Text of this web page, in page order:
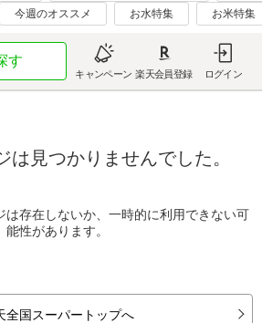
今週のオススメ お水特集 お米特集
す
キャンペーン 楽天会員登録 ログイン
は見つかりませんでした。
は存在しないか、一時的に利用できない可
能性があります。
全国スーパートップへ